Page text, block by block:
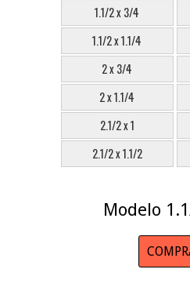
1.1/2 x 3/4
1.1/2 x 1.1/4
2 x 3/4
2 x 1.1/4
2.1/2 x 1
2.1/2 x 1.1/2
Modelo